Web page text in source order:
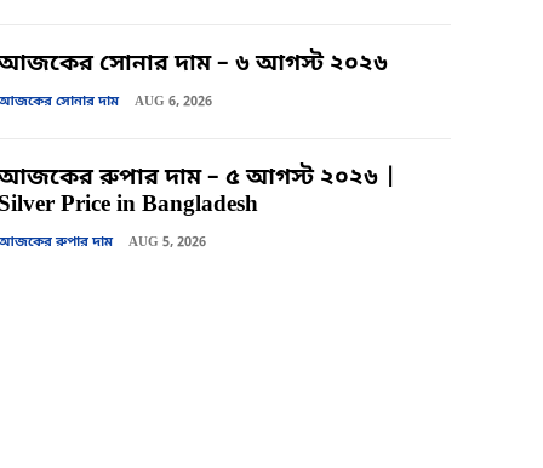
সোনার দাম – ৬ আগস্ট ২০২৬
সোনার দাম AUG 6, 2026
রুপার দাম – ৫ আগস্ট ২০২৬ |
Price in Bangladesh
রুপার দাম AUG 5, 2026